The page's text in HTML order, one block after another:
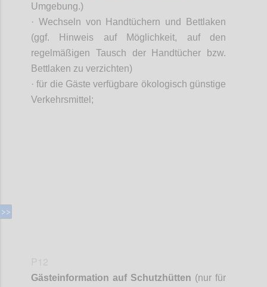
Umgebung.)
· Wechseln von Handtüchern und Bettlaken
(ggf. Hinweis auf Möglichkeit, auf den
regelmäßigen Tausch der Handtücher bzw.
Bettlaken zu verzichten)
· für die Gäste verfügbare ökologisch günstige
Verkehrsmittel;
Gästeinformation auf Schutzhütten (nur für